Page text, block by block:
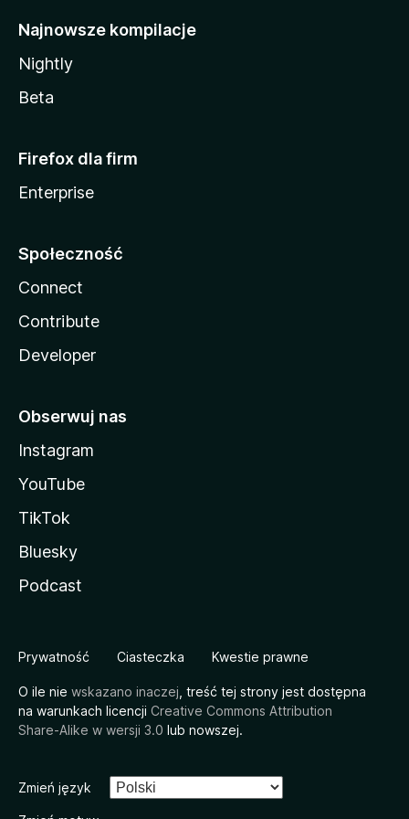
Najnowsze kompilacje
Nightly
Beta
Firefox dla firm
Enterprise
Społeczność
Connect
Contribute
Developer
Obserwuj nas
Instagram
YouTube
TikTok
Bluesky
Podcast
Prywatność Ciasteczka Kwestie prawne
O ile nie wskazano inaczej , treść tej strony jest dostępna
na warunkach licencji Creative Commons Attribution
Share-Alike w wersji 3.0 lub nowszej.
Zmień język